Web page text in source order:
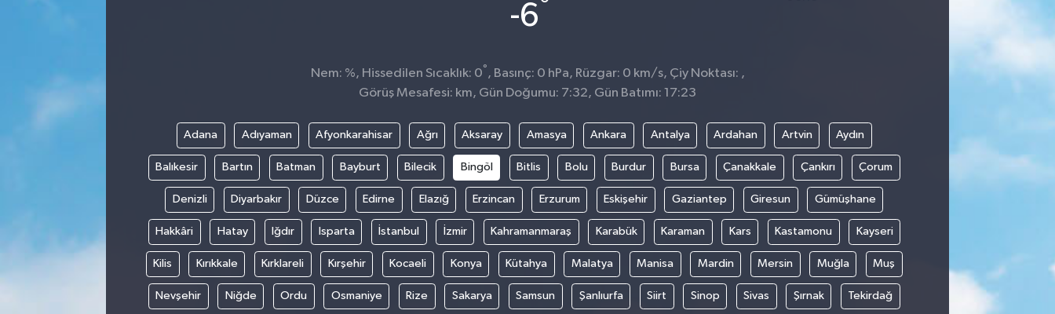
-6°
Nem: %, Hissedilen Sıcaklık: 0° , Basınç: 0 hPa, Rüzgar: 0 km/s, Çiy Noktası: ,
Görüş Mesafesi: km, Gün Doğumu: 7:32, Gün Batımı: 17:23
Adana Adıyaman Afyonkarahisar Ağrı Aksaray Amasya Ankara Antalya Ardahan Artvin Aydın
Balıkesir Bartın Batman Bayburt Bilecik Bingöl Bitlis Bolu Burdur Bursa Çanakkale Çankırı Çorum
Denizli Diyarbakır Düzce Edirne Elazığ Erzincan Erzurum Eskişehir Gaziantep Giresun Gümüşhane
Hakkâri Hatay Iğdır Isparta İstanbul İzmir Kahramanmaraş Karabük Karaman Kars Kastamonu Kayseri
Kilis Kırıkkale Kırklareli Kırşehir Kocaeli Konya Kütahya Malatya Manisa Mardin Mersin Muğla Muş
Nevşehir Niğde Ordu Osmaniye Rize Sakarya Samsun Şanlıurfa Siirt Sinop Sivas Şırnak Tekirdağ